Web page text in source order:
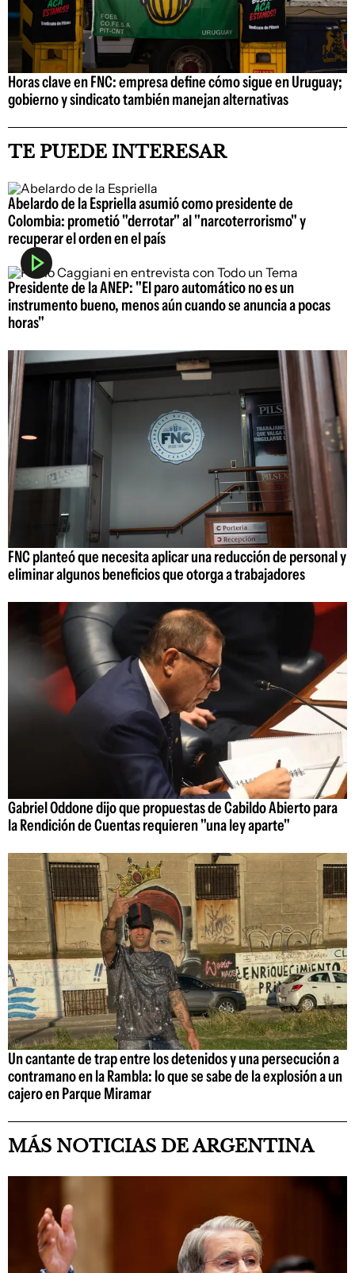
Horas clave en FNC: empresa define cómo sigue en Uruguay;
gobierno y sindicato también manejan alternativas
TE PUEDE INTERESAR
Abelardo de la Espriella asumió como presidente de
Colombia: prometió "derrotar" al "narcoterrorismo" y
recuperar el orden en el país
Presidente de la ANEP: "El paro automático no es un
instrumento bueno, menos aún cuando se anuncia a pocas
horas"
FNC planteó que necesita aplicar una reducción de personal y
eliminar algunos beneficios que otorga a trabajadores
Gabriel Oddone dijo que propuestas de Cabildo Abierto para
la Rendición de Cuentas requieren "una ley aparte"
Un cantante de trap entre los detenidos y una persecución a
contramano en la Rambla: lo que se sabe de la explosión a un
cajero en Parque Miramar
MÁS NOTICIAS DE ARGENTINA